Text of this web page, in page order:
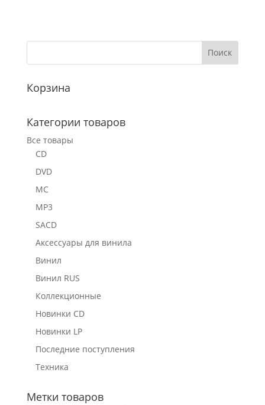
Корзина
Категории товаров
Все товары
CD
DVD
MC
MP3
SACD
Аксессуары для винила
Винил
Винил RUS
Коллекционные
Новинки CD
Новинки LP
Последние поступления
Техника
Метки товаров